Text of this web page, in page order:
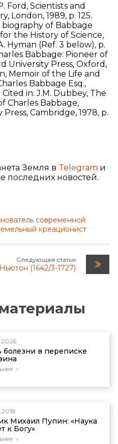
Ford, Scientists and
London, 1989, p. 125.
biography of Babbage
the History of Science,
Hyman (Ref. 3 below), p.
Babbage: Pioneer of
University Press, Oxford,
Memoir of the Life and
Babbage Esq.,
in: J.M. Dubbey, The
Charles Babbage,
Cambridge, 1978, p.
Земля в Telegram и
последних новостей.
современной
креационист
Следующая статья
(1642/3-1727)
болезни в переписке
Михаил Пупин: «Наука
к Богу»